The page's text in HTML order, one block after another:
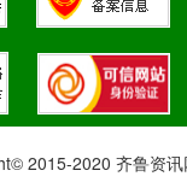
2015-2020 齐鲁资